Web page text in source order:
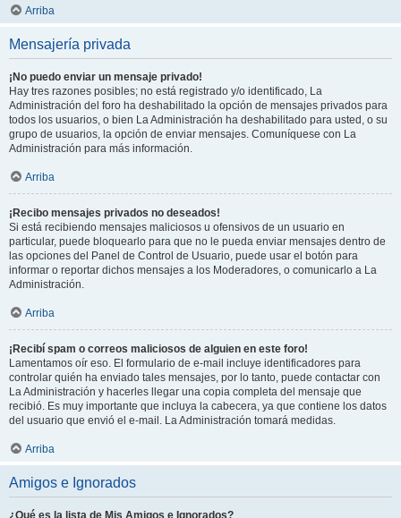
Arriba
Mensajería privada
¡No puedo enviar un mensaje privado!
Hay tres razones posibles; no está registrado y/o identificado, La
Administración del foro ha deshabilitado la opción de mensajes privados para
todos los usuarios, o bien La Administración ha deshabilitado para usted, o su
grupo de usuarios, la opción de enviar mensajes. Comuníquese con La
Administración para más información.
Arriba
¡Recibo mensajes privados no deseados!
Si está recibiendo mensajes maliciosos u ofensivos de un usuario en
particular, puede bloquearlo para que no le pueda enviar mensajes dentro de
las opciones del Panel de Control de Usuario, puede usar el botón para
informar o reportar dichos mensajes a los Moderadores, o comunicarlo a La
Administración.
Arriba
¡Recibí spam o correos maliciosos de alguien en este foro!
Lamentamos oír eso. El formulario de e-mail incluye identificadores para
controlar quién ha enviado tales mensajes, por lo tanto, puede contactar con
La Administración y hacerles llegar una copia completa del mensaje que
recibió. Es muy importante que incluya la cabecera, ya que contiene los datos
del usuario que envió el e-mail. La Administración tomará medidas.
Arriba
Amigos e Ignorados
¿Qué es la lista de Mis Amigos e Ignorados?